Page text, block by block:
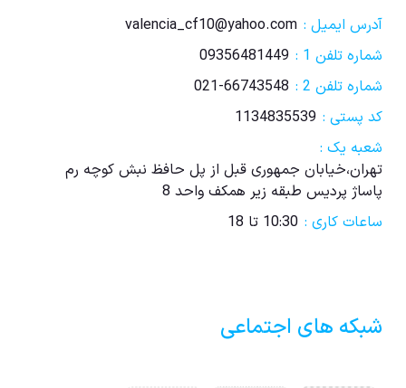
آدرس ایمیل : valencia_cf10@yahoo.com
شماره تلفن 1 :
09356481449
شماره تلفن 2 :
021-66743548
کد پستی : 1134835539
شعبه یک :
تهران،خیابان جمهوری قبل از پل حافظ نبش کوچه رم
پاساژ پردیس طبقه زیر همکف واحد 8
ساعات کاری : 10:30 تا 18
شبکه های اجتماعی